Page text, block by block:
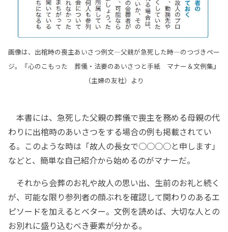
画像は、出棺時の喪主あいさつ例文―父親が急死した時―のつづきペー
ジ。『心のこもった 葬儀・法要のあいさつと手紙 マナー＆文例集』
（主婦の友社）より
本書には、急死した父親の葬儀で喪主を務める母親の代
わりに出棺時のあいさつをする場合の例も掲載されてい
る。このような時は「故人の長女で○○○○と申します」
などと、簡単な自己紹介から始めるのがマナーだ。
それから会葬のお礼や故人の思い出、生前のお礼と続く
が、可能な限り参列者の顔ぶれを確認して関わりのあるエ
ピソードを加えるとベター。文例を読めば、大切な人との
お別れに盛り込むべき要素が分かる。